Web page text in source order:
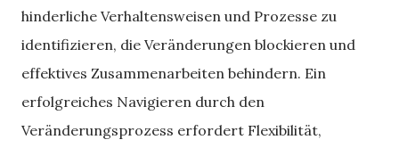
hinderliche Verhaltensweisen und Prozesse zu
identifizieren, die Veränderungen blockieren und
effektives Zusammenarbeiten behindern. Ein
erfolgreiches Navigieren durch den
Veränderungsprozess erfordert Flexibilität,